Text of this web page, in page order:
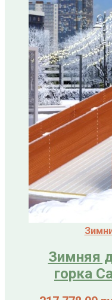
Зимняя
горка